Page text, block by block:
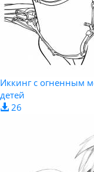
Иккинг с огненным
детей
26